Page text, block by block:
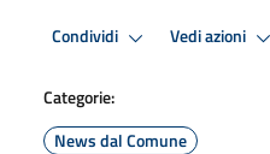
Condividi Vedi azioni
Categorie:
News dal Comune